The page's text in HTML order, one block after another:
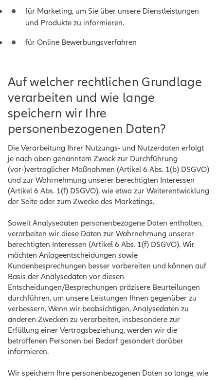
für Marketing, um Sie über unsere Dienstleistungen
und Produkte zu informieren.
für Online Bewerbungsverfahren
Auf welcher rechtlichen Grundlage
verarbeiten und wie lange
speichern wir Ihre
personenbezogenen Daten?
Die Verarbeitung Ihrer Nutzungs- und Nutzerdaten erfolgt
je nach oben genanntem Zweck zur Durchführung
(vor-)vertraglicher Maßnahmen (Artikel 6 Abs. 1(b) DSGVO)
und zur Wahrnehmung unserer berechtigten Interessen
(Artikel 6 Abs. 1(f) DSGVO), wie etwa zur Weiterentwicklung
der Seite oder zum Zwecke des Marketings.
Soweit Analysedaten personenbezogene Daten enthalten,
verarbeiten wir diese Daten zur Wahrnehmung unserer
berechtigten Interessen (Artikel 6 Abs. 1(f) DSGVO). Wir
möchten Anlageentscheidungen sowie
Kundenbesprechungen besser vorbereiten und können auf
Basis der Analysedaten vor diesen
Entscheidungen/Besprechungen präzisere Beurteilungen
durchführen, um unsere Leistungen Ihnen gegenüber zu
verbessern. Wenn wir beabsichtigen, Analysedaten zu
anderen Zwecken zu verarbeiten, insbesondere zur
Erfüllung einer Vertragsbeziehung, werden wir die
betroffenen Personen bei Bedarf gesondert darüber
informieren.
Wir speichern Ihre personenbezogenen Daten so lange, wie